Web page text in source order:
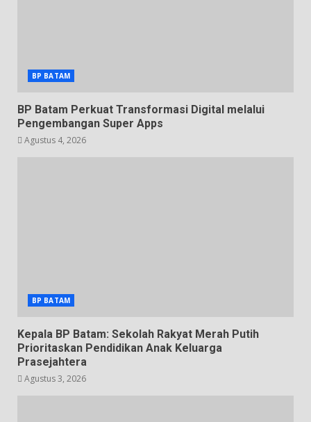
BP BATAM
BP Batam Perkuat Transformasi Digital melalui
Pengembangan Super Apps
Agustus 4, 2026
BP BATAM
Kepala BP Batam: Sekolah Rakyat Merah Putih
Prioritaskan Pendidikan Anak Keluarga
Prasejahtera
Agustus 3, 2026